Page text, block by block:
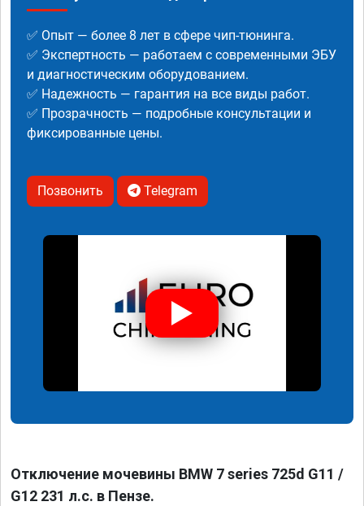
✅ Опыт — более 8 лет в сфере чип-тюнинга.
✅ Экспертность — работаем с современными ЭБУ
и диагностическим оборудованием.
✅ Надежность — гарантия на все виды работ.
✅ Прозрачность — подробные консультации и
фиксированные цены.
Позвонить Telegram
Отключение мочевины BMW 7 series 725d G11 /
G12 231 л.с. в Пензе.